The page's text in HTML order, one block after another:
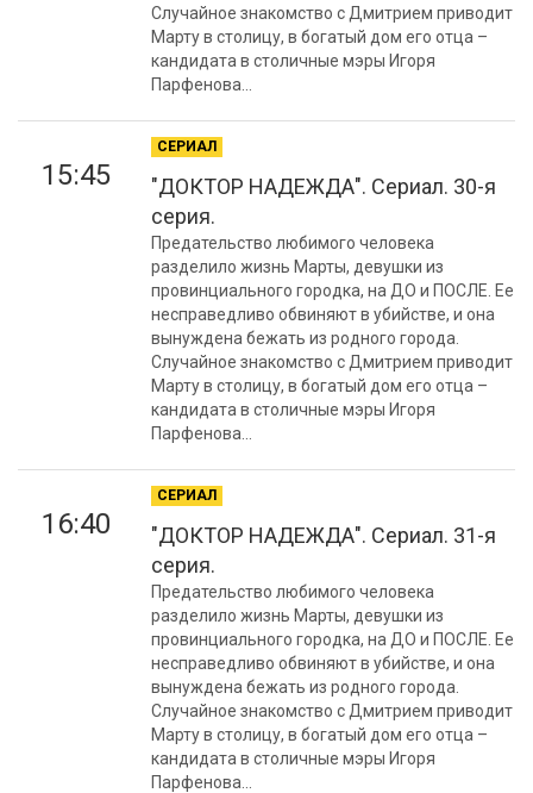
Случайное знакомство с Дмитрием приводит
Марту в столицу, в богатый дом его отца –
кандидата в столичные мэры Игоря
Парфенова...
15:45
СЕРИАЛ
"ДОКТОР НАДЕЖДА". Сериал. 30-я
серия.
Предательство любимого человека
разделило жизнь Марты, девушки из
провинциального городка, на ДО и ПОСЛЕ. Ее
несправедливо обвиняют в убийстве, и она
вынуждена бежать из родного города.
Случайное знакомство с Дмитрием приводит
Марту в столицу, в богатый дом его отца –
кандидата в столичные мэры Игоря
Парфенова...
16:40
СЕРИАЛ
"ДОКТОР НАДЕЖДА". Сериал. 31-я
серия.
Предательство любимого человека
разделило жизнь Марты, девушки из
провинциального городка, на ДО и ПОСЛЕ. Ее
несправедливо обвиняют в убийстве, и она
вынуждена бежать из родного города.
Случайное знакомство с Дмитрием приводит
Марту в столицу, в богатый дом его отца –
кандидата в столичные мэры Игоря
Парфенова...